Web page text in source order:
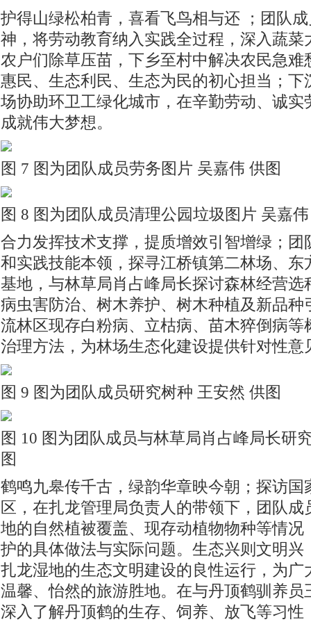
护得山绿松柏青，喜看飞鸟相与还 ；团队
神，将劳动教育纳入实践全过程，深入蔬菜
农户们除草压苗，下乡至村中解决农民急难
惠民、生态利民、生态为民的初心担当；下
场协助环卫工绿化城市，在辛勤劳动、诚实
成就伟大梦想。
图 7 图为团队成员劳务图片 吴嘉伟 供图
图 8 图为团队成员清理公园垃圾图片 吴嘉
合力发挥技术支撑，提质增效引智增绿；团
和实践技能本领，探寻江桥镇第二林场、东
基地，与林草局肖占峰局长探讨森林经营选
病虫害防治、树木养护、树木种植及新品种
流林区现存白粉病、立枯病、苗木猝倒病等
治理方法，为林场生态化建设提供针对性意
图 9 图为团队成员研究树种 王安然 供图
图 10 图为团队成员与林草局肖占峰局长研
图
鹤鸣九皋传千古，绿韵华章映今朝；探访国
区，在扎龙管理局负责人的带领下，团队
地的自然植被覆盖、现存动植物物种等情况
护的具体做法与实际问题。生态兴则文明兴
扎龙湿地的生态文明建设的良性运行，为广
温馨、怡然的旅游胜地。在与丹顶鹤驯养员
深入了解丹顶鹤的生存、饲养、放飞等习性